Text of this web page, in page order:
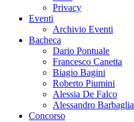
Privacy
Eventi
Archivio Eventi
Bacheca
Dario Pontuale
Francesco Canetta
Biagio Bagini
Roberto Piumini
Alessia De Falco
Alessandro Barbaglia
Concorso